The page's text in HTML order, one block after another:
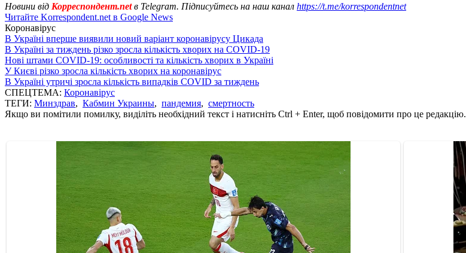
Новини від Корреспондент.netв Telegram. Підписуйтесь на наш канал https://t.me/korrespondentnet
Читайте Korrespondent.net в Google News
Коронавірус
В Україні вперше виявили новий варіант коронавірусу Цикада
В Україні за тиждень різко зросла кількість хворих на COVID-19
Нові штами COVID-19: особливості та кількість хворих в Україні
У Києві різко зросла кількість хворих на коронавірус
В Україні утричі зросла кількість випадків COVID за тиждень
СПЕЦТЕМА: Коронавірус
ТЕГИ: Минздрав, Кабмин Украины, пандемия, смертность
Якщо ви помітили помилку, виділіть необхідний текст і натисніть Ctrl + Enter, щоб повідомити про це редакцію.